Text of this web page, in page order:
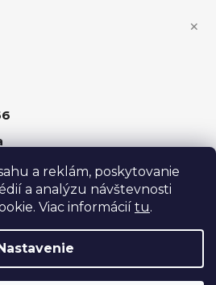
a reklám, poskytovanie
a analýzu návštevnosti
Viac informácií tu.